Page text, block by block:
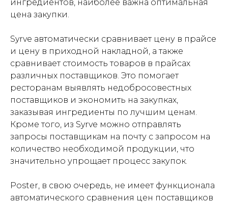
ингредиентов, наиболее важна оптимальная
цена закупки.
Syrve автоматически сравнивает цену в прайсе
и цену в приходной накладной, а также
сравнивает стоимость товаров в прайсах
различных поставщиков. Это помогает
ресторанам выявлять недобросовестных
поставщиков и экономить на закупках,
заказывая ингредиенты по лучшим ценам.
Кроме того, из Syrve можно отправлять
запросы поставщикам на почту с запросом на
количество необходимой продукции, что
значительно упрощает процесс закупок.
Poster, в свою очередь, не имеет функционала
автоматического сравнения цен поставщиков